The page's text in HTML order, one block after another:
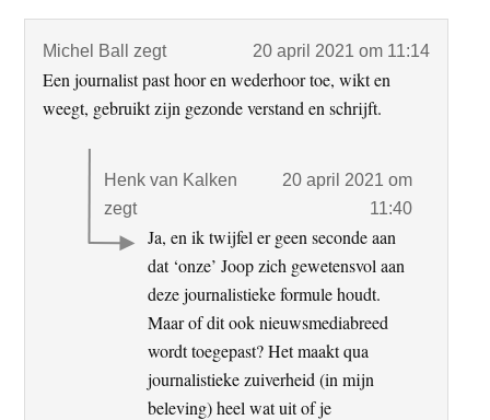
Michel Ball zegt 20 april 2021 om 11:14
Een journalist past hoor en wederhoor toe, wikt en
weegt, gebruikt zijn gezonde verstand en schrijft.
Henk van Kalken
zegt
20 april 2021 om
11:40
Ja, en ik twijfel er geen seconde aan
dat ‘onze’ Joop zich gewetensvol aan
deze journalistieke formule houdt.
Maar of dit ook nieuwsmediabreed
wordt toegepast? Het maakt qua
journalistieke zuiverheid (in mijn
beleving) heel wat uit of je